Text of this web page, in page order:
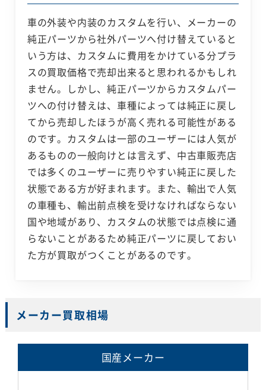
車の外装や内装のカスタムを行い、メーカーの
純正パーツから社外パーツへ付け替えていると
いう方は、カスタムに費用をかけている分プラ
スの買取価格で売却出来ると思われるかもしれ
ません。しかし、純正パーツからカスタムパー
ツへの付け替えは、車種によっては純正に戻し
てから売却したほうが高く売れる可能性がある
のです。カスタムは一部のユーザーには人気が
あるものの一般向けとは言えず、中古車販売店
では多くのユーザーに売りやすい純正に戻した
状態である方が好まれます。また、輸出で人気
の車種も、輸出前点検を受けなければならない
国や地域があり、カスタムの状態では点検に通
らないことがあるため純正パーツに戻しておい
た方が買取がつくことがあるのです。
メーカー買取相場
国産メーカー